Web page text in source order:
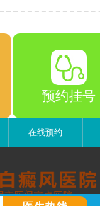
预约挂号
在线预约